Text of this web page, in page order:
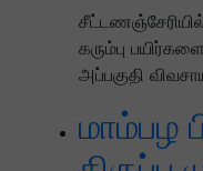
கரும்பு
அப்பகுதி
மாம்பழ